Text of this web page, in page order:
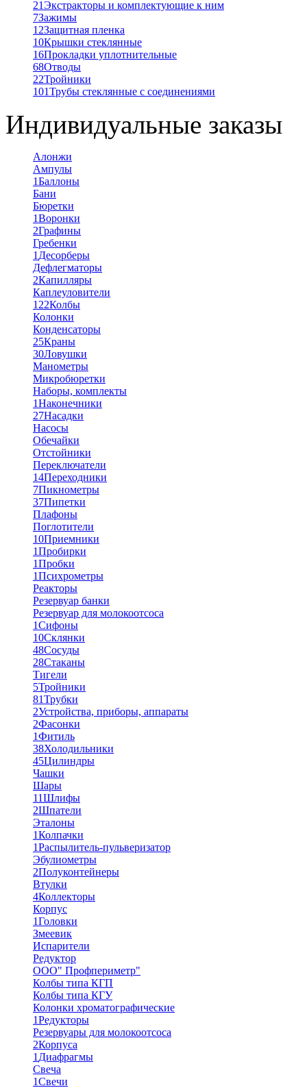
21Экстракторы и комплектующие к ним
7Зажимы
12Защитная пленка
10Крышки стеклянные
16Прокладки уплотнительные
68Отводы
22Тройники
101Трубы стеклянные с соединениями
Индивидуальные заказы
Алонжи
Ампулы
1Баллоны
Бани
Бюретки
1Воронки
2Графины
Гребенки
1 Десорберы
Дефлегматоры
2Капилляры
Каплеуловители
122Колбы
Колонки
Конденсаторы
25Краны
30Ловушки
Манометры
Микробюретки
Наборы, комплекты
1Наконечники
27Насадки
Насосы
Обечайки
Отстойники
Переключатели
14Переходники
7Пикнометры
37Пипетки
Плафоны
Поглотители
10Приемники
1Пробирки
1Пробки
1Психрометры
Реакторы
Резервуар банки
Резервуар для молокоотсоса
1Сифоны
10Склянки
48Сосуды
28Стаканы
Тигели
5Тройники
81Трубки
2Устройства, приборы, аппараты
2Фасонки
1Фитиль
38Холодильники
45Цилиндры
Чашки
Шары
11Шлифы
2Шпатели
Эталоны
1Колпачки
1Распылитель-пульверизатор
Эбулиометры
2Полуконтейнеры
Втулки
4Коллекторы
Корпус
1Головки
Змеевик
Испарители
Редуктор
ООО" Профпериметр"
Колбы типа КГП
Колбы типа КГУ
Колонки хроматографические
1Редукторы
Резервуары для молокоотсоса
2Корпуса
1 Диафрагмы
Свеча
1Свечи